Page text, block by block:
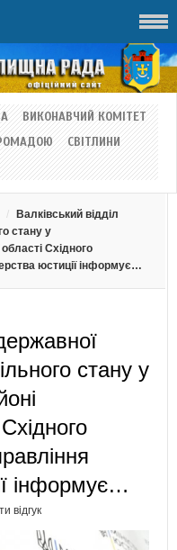
ВИКОНАВЧИЙ КОМІТЕТ
СВІТЛИНИ
Валківський відділ
стану у
Східного
юстиції інформує…
стану у
інформує…
відгук